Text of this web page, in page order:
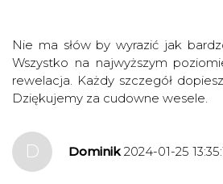
Nie ma słów by wyrazić jak
Wszystko na najwyższym
rewelacja. Każdy szczegół
Dziękujemy za cudowne wesele.
D Dominik2024-01-25